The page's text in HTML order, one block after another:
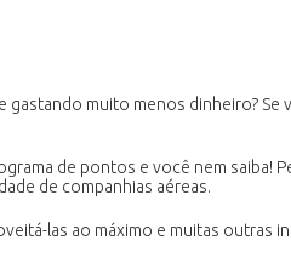
muito menos dinheiro?
de pontos e você nem saiba!
de companhias aéreas.
las ao máximo e muitas outras